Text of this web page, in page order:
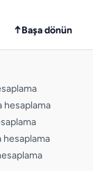
↑Başa dönün
hesaplama
hesaplama